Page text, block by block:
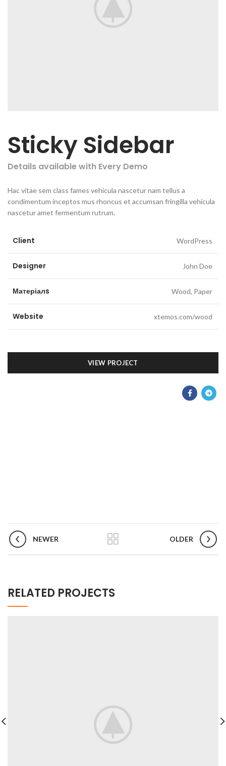
Sticky Sidebar
Details available with Every Demo
Hac vitae sem class fames vehicula nascetur nam tellus a
condimentum inceptos mus rhoncus et accumsan fringilla vehicula
nascetur amet fermentum rutrum.
Client WordPress
Designer John Doe
Матеріалs Wood, Paper
Website xtemos.com/wood
VIEW PROJECT
NEWER OLDER
RELATED PROJECTS